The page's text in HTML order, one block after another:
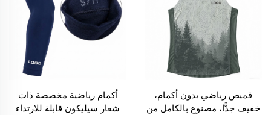
قميص رياضي بدون أكمام،
خفيف جدًّا، مصنوع بالكامل من
أكمام رياضية مخصصة ذات
شعار سيليكون قابلة للارتداء